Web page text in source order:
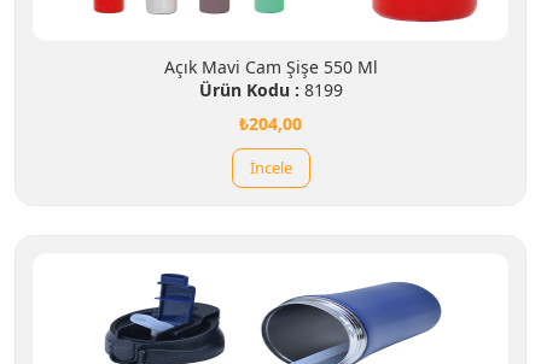
Açık Mavi Cam Şişe 550 Ml
Ürün Kodu : 8199
₺204,00
İncele